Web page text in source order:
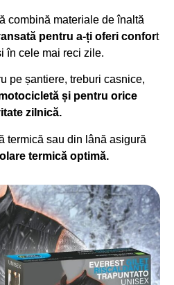
combină materiale de înaltă
pentru a-ți oferi confort
în cele mai reci zile.
pe șantiere, treburi casnice,
și pentru orice
zilnică.
termică sau din lână asigură
termică optimă.